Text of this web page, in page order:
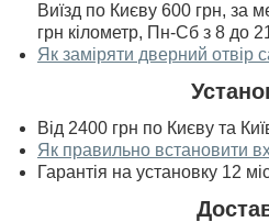
Виїзд по Києву 600 грн, за
грн кілометр, Пн-Сб з 8 до
Як заміряти дверний отвір
Від 2400 грн по Києву та
Як правильно встановити
Гарантія на установку 12